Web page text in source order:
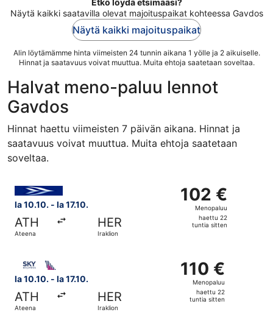
Etkö löydä etsimääsi?
Näytä kaikki saatavilla olevat majoituspaikat kohteessa Gavdos
Näytä kaikki majoituspaikat
Alin löytämämme hinta viimeisten 24 tunnin aikana 1 yölle ja 2 aikuiselle.
Hinnat ja saatavuus voivat muuttua. Muita ehtoja saatetaan soveltaa.
Halvat meno-paluu lennot
Gavdos
Hinnat haettu viimeisten 7 päivän aikana. Hinnat ja
saatavuus voivat muuttua. Muita ehtoja saatetaan
soveltaa.
la 10.10. - la 17.10.
ATH
Ateena
HER
Iraklion
102 €
Menopaluu,
haettu
102 €
Menopaluu
haettu 22
tuntia sitten
Valitse lentoyhtiön Aegean lento, lähtö la 10.10.
la 10.10. - la 17.10.
ATH
Ateena
HER
Iraklion
110 €
Menopaluu,
haettu
22
110 €
Menopaluu
haettu 22
tuntia sitten
Valitse lentoyhtiön SKY express lento, lähtö la 10.10.